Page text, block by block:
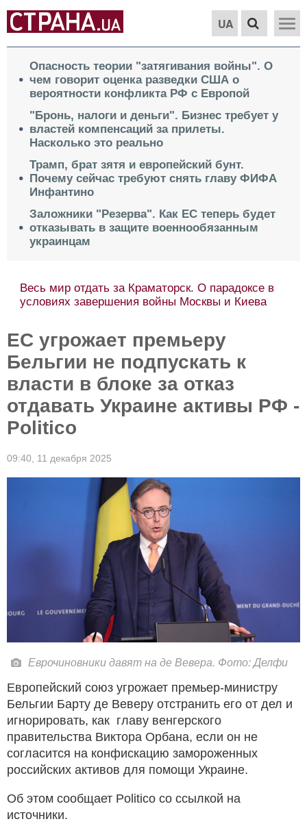
UA
Опасность теории "затягивания войны". О
чем говорит оценка разведки США о
вероятности конфликта РФ с Европой
"Бронь, налоги и деньги". Бизнес требует у
властей компенсаций за прилеты.
Насколько это реально
Трамп, брат зятя и европейский бунт.
Почему сейчас требуют снять главу ФИФА
Инфантино
Заложники "Резерва". Как ЕС теперь будет
отказывать в защите военнообязанным
украинцам
1627-й день войны в Украине. Что
происходит 8 августа. Обновляется
ЕС угрожает премьеру
Бельгии не подпускать к
власти в блоке за отказ
отдавать Украине активы РФ -
Politico
09:40, 11 декабря 2025
Еврочиновники давят на де Вевера. Фото: Делфи
Европейский союз угрожает премьер-министру
Бельгии Барту де Веверу отстранить его от дел и
игнорировать, как главу венгерского
правительства Виктора Орбана, если он не
согласится на конфискацию замороженных
российских активов для помощи Украине.
Об этом сообщает Politico со ссылкой на
источники.